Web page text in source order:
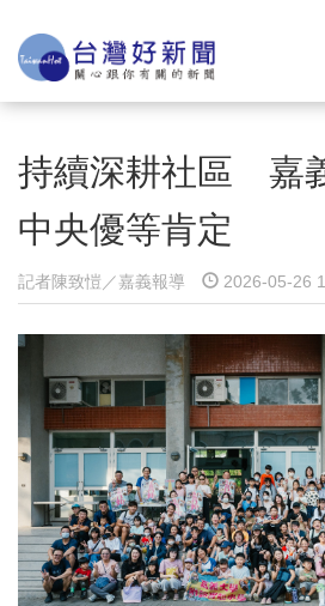
持續深耕社區 嘉
中央優等肯定
記者陳致愷／嘉義報導 2026-05-26